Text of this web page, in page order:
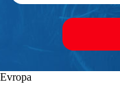
Evropa